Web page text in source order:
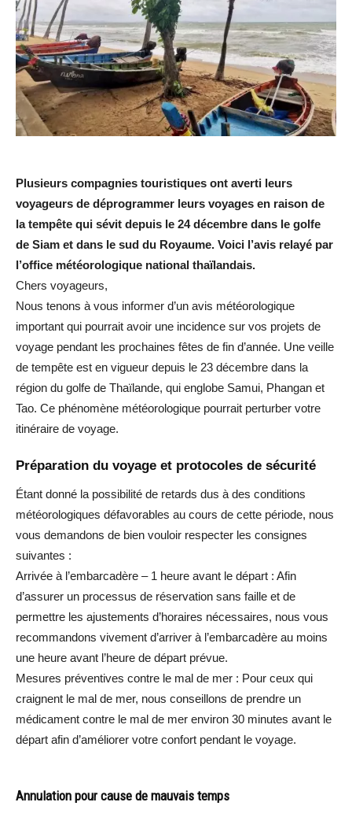
Plusieurs compagnies touristiques ont averti leurs
voyageurs de déprogrammer leurs voyages en raison de
la tempête qui sévit depuis le 24 décembre dans le golfe
de Siam et dans le sud du Royaume. Voici l’avis relayé par
l’office météorologique national thaïlandais.
Chers voyageurs,
Nous tenons à vous informer d’un avis météorologique
important qui pourrait avoir une incidence sur vos projets de
voyage pendant les prochaines fêtes de fin d’année. Une veille
de tempête est en vigueur depuis le 23 décembre dans la
région du golfe de Thaïlande, qui englobe Samui, Phangan et
Tao. Ce phénomène météorologique pourrait perturber votre
itinéraire de voyage.
Préparation du voyage et protocoles de sécurité
Étant donné la possibilité de retards dus à des conditions
météorologiques défavorables au cours de cette période, nous
vous demandons de bien vouloir respecter les consignes
suivantes :
Arrivée à l’embarcadère – 1 heure avant le départ : Afin
d’assurer un processus de réservation sans faille et de
permettre les ajustements d’horaires nécessaires, nous vous
recommandons vivement d’arriver à l’embarcadère au moins
une heure avant l’heure de départ prévue.
Mesures préventives contre le mal de mer : Pour ceux qui
craignent le mal de mer, nous conseillons de prendre un
médicament contre le mal de mer environ 30 minutes avant le
départ afin d’améliorer votre confort pendant le voyage.
Annulation pour cause de mauvais temps